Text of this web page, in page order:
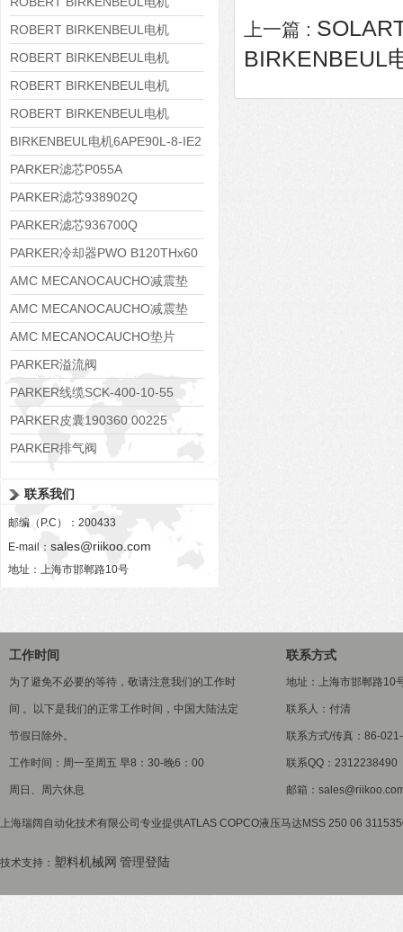
8APE160L-4-IE3
ROBERT BIRKENBEUL电机
8APE112M-6K-IE3
ROBERT BIRKENBEUL电机
8APE100L-2 IE3
ROBERT BIRKENBEUL电机
8APE90S-4 IE3
ROBERT BIRKENBEUL电机
8APE80M-2K-IE3
BIRKENBEUL电机6APE90L-8-IE2
PARKER滤芯P055A
PARKER滤芯938902Q
PARKER滤芯936700Q
PARKER冷却器PWO B120THx60
AMC MECANOCAUCHO减震垫
138552
AMC MECANOCAUCHO减震垫
138551
AMC MECANOCAUCHO垫片
608074
PARKER溢流阀
RE06M35W2N1KWXG087
PARKER线缆SCK-400-10-55
PARKER皮囊190360 00225
PARKER排气阀
联系我们
邮编（P.C）：200433
E-mail： sales@riikoo.com
地址：上海市邯郸路10号
上一篇 :
BIRKENBEUL
工作时间
为了避免不必要的等待，敬请注意我们的工作时
间 。以下是我们的正常工作时间，中国大陆法定
节假日除外。
工作时间：周一至周五 早8：30-晚6：00
周日、周六休息
联系方式
地址：上海市邯郸路10
联系人：付清
联系方式/传真：86-
联系QQ：2312238490
邮箱：
上海瑞阔自动化技术有限公司专业提供ATLAS COPCO液压马达MSS 250 06
技术支持： 塑料机械网 管理登陆